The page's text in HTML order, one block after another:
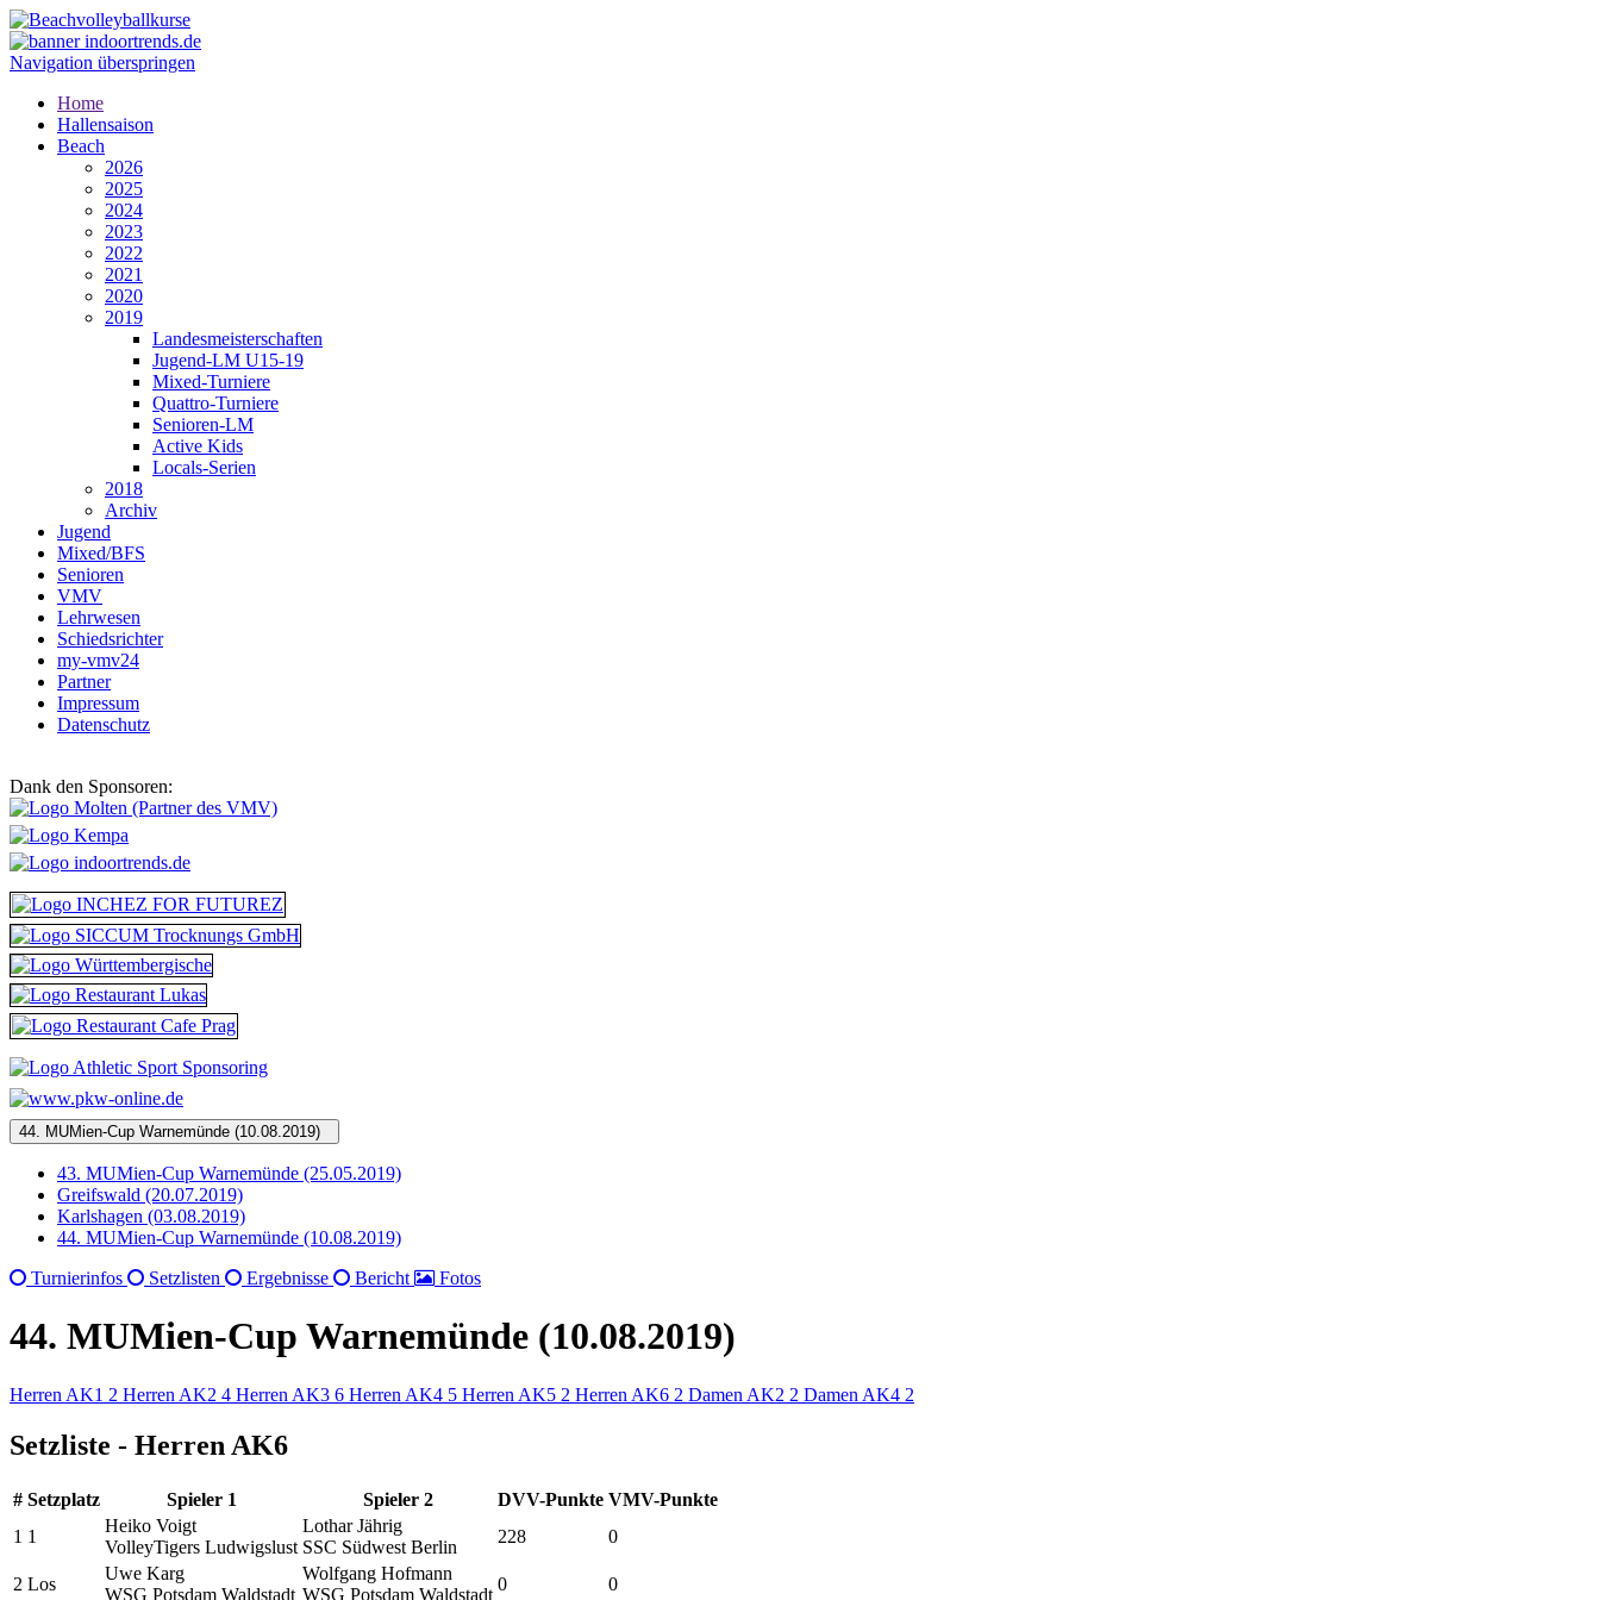
Navigation überspringen
Home
Hallensaison
Beach
2026
2025
2024
2023
2022
2021
2020
2019
Landesmeisterschaften
Jugend-LM U15-19
Mixed-Turniere
Quattro-Turniere
Senioren-LM
Active Kids
Locals-Serien
2018
Archiv
Jugend
Mixed/BFS
Senioren
VMV
Lehrwesen
Schiedsrichter
my-vmv24
Partner
Impressum
Datenschutz
Dank den Sponsoren:
43. MUMien-Cup Warnemünde (25.05.2019)
Greifswald (20.07.2019)
Karlshagen (03.08.2019)
44. MUMien-Cup Warnemünde (10.08.2019)
Turnierinfos
Setzlisten Ergebnisse Bericht Fotos
44. MUMien-Cup Warnemünde (10.08.2019)
Herren AK1 2 Herren AK2 4 Herren AK3 6 Herren AK4 5 Herren AK5 2 Herren AK6 2 Damen AK2 2 Damen AK4 2
Setzliste - Herren AK6
# Setzplatz Spieler 1 Spieler 2 DVV-Punkte VMV-Punkte
1 1
Heiko Voigt
VolleyTigers Ludwigslust
Lothar Jährig
SSC Südwest Berlin
228 0
2 Los
Uwe Karg
WSG Potsdam Waldstadt
Wolfgang Hofmann
WSG Potsdam Waldstadt
0 0